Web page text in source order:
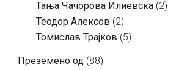
Тања Чачорова Илиевска (2)
Теодор Алексов (2)
Томислав Трајков (5)
Преземено од (88)